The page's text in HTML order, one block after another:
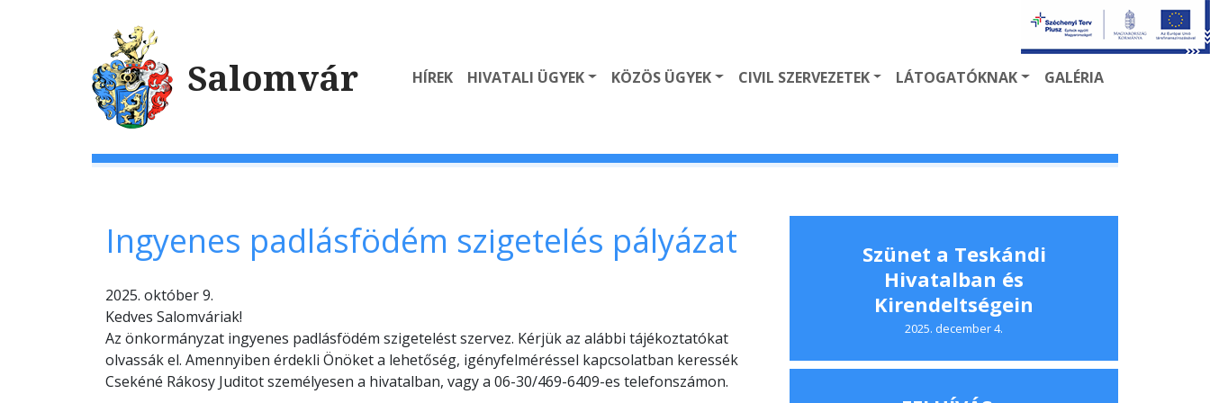
Salomvár HÍREK HIVATALI ÜGYEK KÖZÖS ÜGYEK CIVIL SZERVEZETEK LÁTOGATÓKNAK GALÉRIA
Ingyenes padlásfödém szigetelés pályázat
2025. október 9.
Kedves Salomváriak!
Az önkormányzat ingyenes padlásfödém szigetelést szervez. Kérjük az alábbi tájékoztatókat
olvassák el. Amennyiben érdekli Önöket a lehetőség, igényfelméréssel kapcsolatban keressék
Csekéné Rákosy Juditot személyesen a hivatalban, vagy a 06-30/469-6409-es telefonszámon.
Szünet a Teskándi
Hivatalban és
Kirendeltségein
2025. december 4.